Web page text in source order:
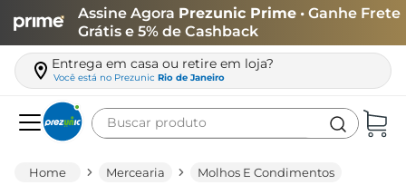
Assine Agora Prezunic Prime • Ganhe Frete
Grátis e 5% de Cashback
Entrega em casa ou retire em loja?
Você está no Prezunic Rio de Janeiro
Buscar produto
Mercearia
Molhos E Condimentos